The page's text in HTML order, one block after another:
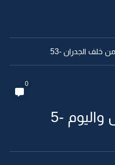
خلف الجدران -52
0
-5